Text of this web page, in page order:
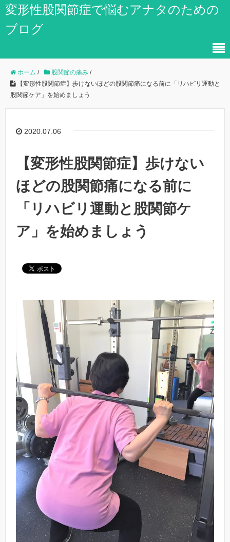
変形性股関節症で悩むアナタのための
ブログ
ホーム / 股関節の痛み /
【変形性股関節症】歩けないほどの股関節痛になる前に「リハビリ運動と
股関節ケア」を始めましょう
2020.07.06
【変形性股関節症】歩けない
ほどの股関節痛になる前に
「リハビリ運動と股関節ケ
ア」を始めましょう